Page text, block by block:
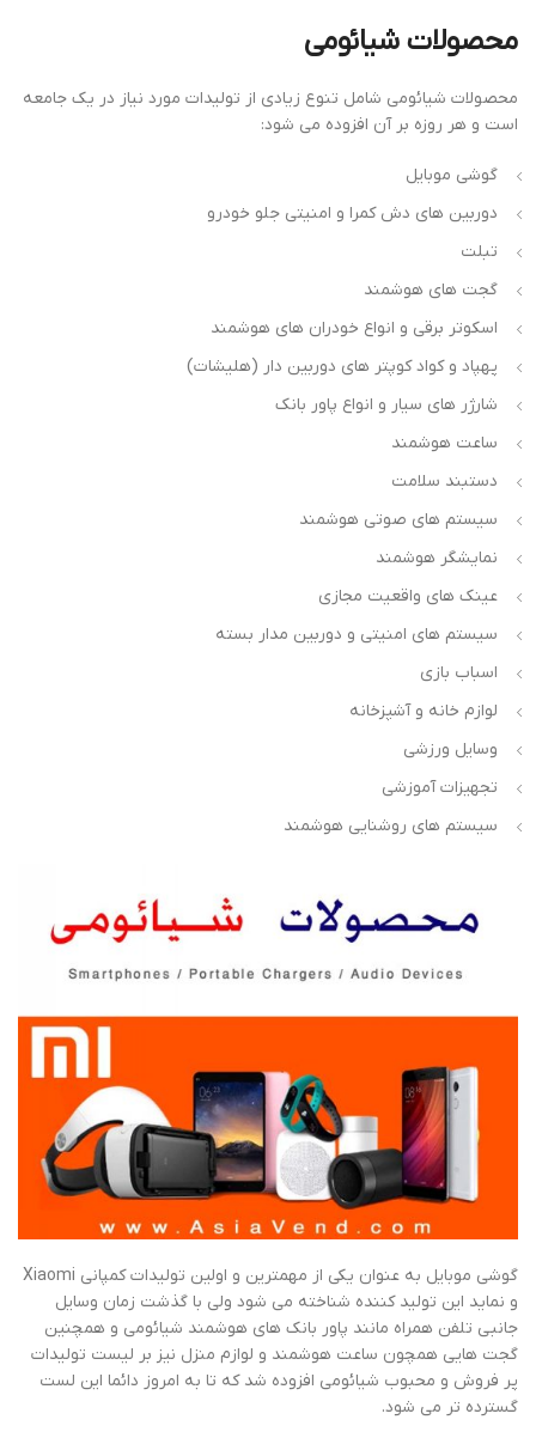
محصولات شیائومی
محصولات شیائومی شامل تنوع زیادی از تولیدات مورد نیاز در یک جامعه
است و هر روزه بر آن افزوده می شود:
گوشی موبایل
دوربین های دش کمرا و امنیتی جلو خودرو
تبلت
گجت های هوشمند
اسکوتر برقی و انواع خودران های هوشمند
پهپاد و کواد کوپتر های دوربین دار (هلیشات)
شارژر های سیار و انواع پاور بانک
ساعت هوشمند
دستبند سلامت
سیستم های صوتی هوشمند
نمایشگر هوشمند
عینک های واقعیت مجازی
سیستم های امنیتی و دوربین مدار بسته
اسباب بازی
لوازم خانه و آشپزخانه
وسایل ورزشی
تجهیزات آموزشی
سیستم های روشنایی هوشمند
گوشی موبایل به عنوان یکی از مهمترین و اولین تولیدات کمپانی Xiaomi
و نماید این تولید کننده شناخته می شود ولی با گذشت زمان وسایل
جانبی تلفن همراه مانند پاور بانک های هوشمند شیائومی و همچنین
گجت هایی همچون ساعت هوشمند و لوازم منزل نیز بر لیست تولیدات
پر فروش و محبوب شیائومی افزوده شد که تا به امروز دائما این لست
گسترده تر می شود.